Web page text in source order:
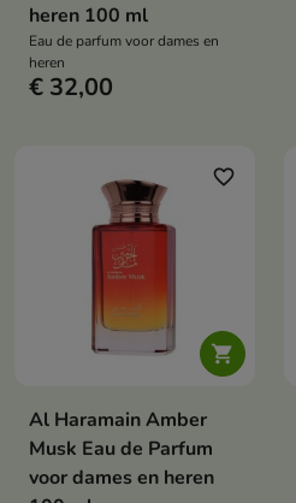
heren 100 ml
Eau de parfum voor dames en
heren
€ 32,00

favorite_border
Al Haramain Amber
Musk Eau de Parfum
voor dames en heren